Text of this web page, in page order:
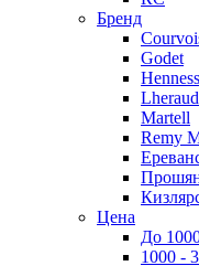
Бренд
Godet
Lheraud
Martell
Remy
Цена
До
1000 -